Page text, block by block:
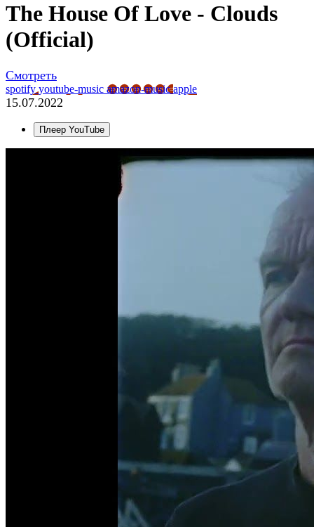
The House Of Love - Clouds
(Official)
Смотреть
spotifyyoutube-music amazon-musicapple
15.07.2022
Плеер YouTube